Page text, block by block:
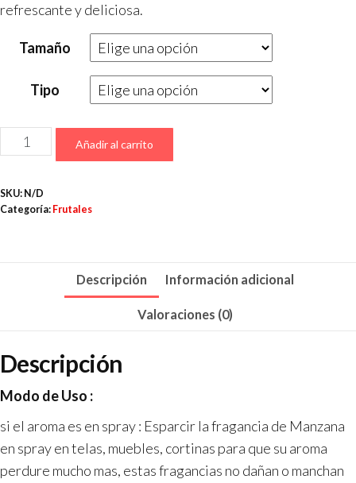
refrescante y deliciosa.
Tamaño
Tipo
Añadir al carrito
SKU: N/D
Categoría: Frutales
Descripción Información adicional
Valoraciones (0)
Descripción
Modo de Uso :
si el aroma es en spray : Esparcir la fragancia de Manzana
en spray en telas, muebles, cortinas para que su aroma
perdure mucho mas, estas fragancias no dañan o manchan